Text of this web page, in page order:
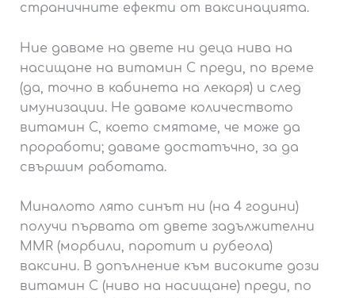
страничните ефекти от ваксинацията.
Ние даваме на двете ни деца нива на
насищане на витамин С преди, по време
(да, точно в кабинета на лекаря) и след
имунизации. Не даваме количеството
витамин С, което смятаме, че може да
проработи; даваме достатъчно, за да
свършим работата.
Миналото лято синът ни (на 4 години)
получи първата от двете задължителни
MMR (морбили, паротит и рубеола)
ваксини. В допълнение към високите дози
витамин С (ниво на насищане) преди, по